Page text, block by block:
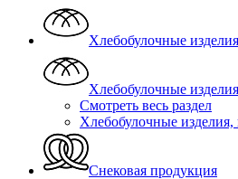
Хлебобулочные изделия
Хлебобулочные изделия
Смотреть весь раздел
Хлебобулочные изделия,
Снековая продукция